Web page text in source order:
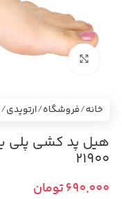
بزرگنمایی تصویر
خانه فروشگاه ارتوپدی
هیل پد کشی پلی
21900
تومان